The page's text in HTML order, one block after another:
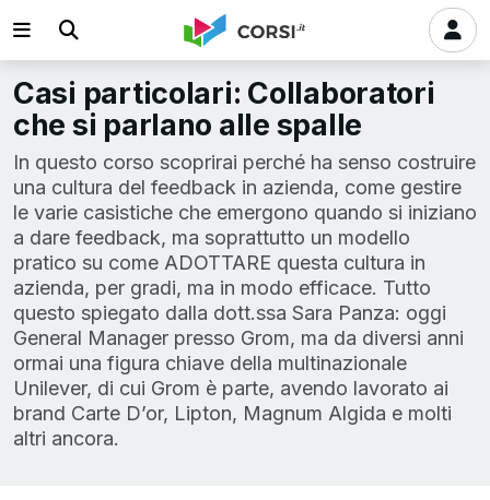
Casi particolari: Collaboratori
che si parlano alle spalle
In questo corso scoprirai perché ha senso costruire
una cultura del feedback in azienda, come gestire
le varie casistiche che emergono quando si iniziano
a dare feedback, ma soprattutto un modello
pratico su come ADOTTARE questa cultura in
azienda, per gradi, ma in modo efficace. Tutto
questo spiegato dalla dott.ssa Sara Panza: oggi
General Manager presso Grom, ma da diversi anni
ormai una figura chiave della multinazionale
Unilever, di cui Grom è parte, avendo lavorato ai
brand Carte D’or, Lipton, Magnum Algida e molti
altri ancora.